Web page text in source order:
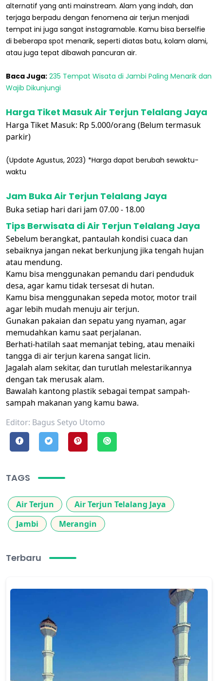
alternatif yang anti mainstream. Alam yang indah, dan
terjaga berpadu dengan fenomena air terjun menjadi
tempat ini juga sangat instagramable. Kamu bisa berselfie
di beberapa spot menarik, seperti diatas batu, kolam alami,
atau juga tepat dibawah pancuran air.
Baca Juga: 235 Tempat Wisata di Jambi Paling Menarik dan
Wajib Dikunjungi
Harga Tiket Masuk Air Terjun Telalang Jaya
Harga Tiket Masuk: Rp 5.000/orang (Belum termasuk
parkir)
(Update Agustus, 2023) *Harga dapat berubah sewaktu-
waktu
Jam Buka Air Terjun Telalang Jaya
Buka setiap hari dari jam 07.00 - 18.00
Tips Berwisata di Air Terjun Telalang Jaya
Sebelum berangkat, pantaulah kondisi cuaca dan
sebaiknya jangan nekat berkunjung jika tengah hujan
atau mendung.
Kamu bisa menggunakan pemandu dari penduduk
desa, agar kamu tidak tersesat di hutan.
Kamu bisa menggunakan sepeda motor, motor trail
agar lebih mudah menuju air terjun.
Gunakan pakaian dan sepatu yang nyaman, agar
memudahkan kamu saat perjalanan.
Berhati-hatilah saat memanjat tebing, atau menaiki
tangga di air terjun karena sangat licin.
Jagalah alam sekitar, dan turutlah melestarikannya
dengan tak merusak alam.
Bawalah kantong plastik sebagai tempat sampah-
sampah makanan yang kamu bawa.
Editor: Bagus Setyo Utomo
TAGS
Air Terjun
Air Terjun Telalang Jaya
Jambi
Merangin
Terbaru